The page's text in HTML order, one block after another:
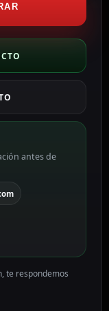
antes de
te respondemos